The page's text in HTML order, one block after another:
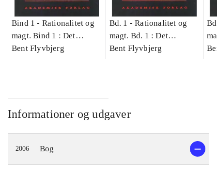
Bind 1 - Rationalitet og
magt. Bind 1 : Det
konkretes videnskab
Bent Flyvbjerg
Bd. 1 -Rationalitet og
magt. Bd. 1 : Det
konkretes videnskab
Bent Flyvbjerg
Informationer og udgaver
2006 Bog